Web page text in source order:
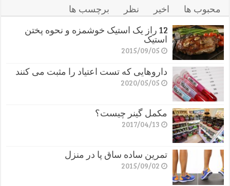
محبوب ها اخیر نظر
برچسب ها
12 راز یک استیک خوشمزه و نحوه پختن
استیک
2015/09/05
داروهایی که تست اعتیاد را مثبت می کنند
2020/05/05
مکمل گینر چیست؟
2017/04/13
تمرین ساده ساق پا در منزل
2015/09/02